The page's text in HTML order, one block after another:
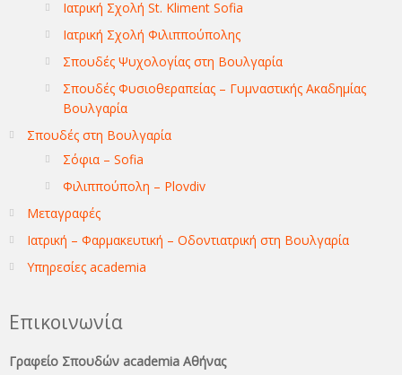
Ιατρική Σχολή St. Kliment Sofia
Ιατρική Σχολή Φιλιππούπολης
Σπουδές Ψυχολογίας στη Βουλγαρία
Σπουδές Φυσιοθεραπείας – Γυμναστικής Ακαδημίας
Βουλγαρία
Σπουδές στη Βουλγαρία
Σόφια – Sofia
Φιλιππούπολη – Plovdiv
Μεταγραφές
Ιατρική – Φαρμακευτική – Οδοντιατρική στη Βουλγαρία
Υπηρεσίες academia
Επικοινωνία
Γραφείο Σπουδών academia Αθήνας